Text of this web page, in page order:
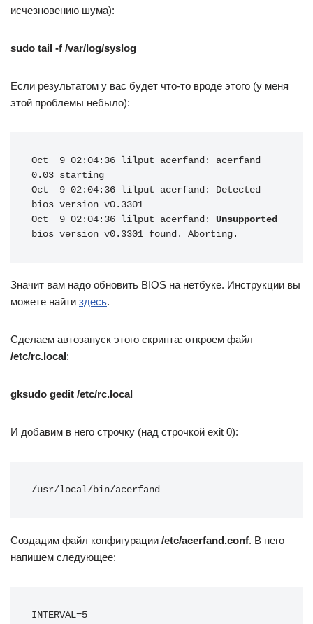
исчезновению шума):
sudo tail -f /var/log/syslog
Если результатом у вас будет что-то вроде этого (у меня
этой проблемы небыло):
Oct  9 02:04:36 lilput acerfand: acerfand
0.03 starting
Oct  9 02:04:36 lilput acerfand: Detected
bios version v0.3301
Oct  9 02:04:36 lilput acerfand: Unsupported
bios version v0.3301 found. Aborting.
Значит вам надо обновить BIOS на нетбуке. Инструкции вы
можете найти здесь.
Сделаем автозапуск этого скрипта: откроем файл
/etc/rc.local:
gksudo gedit /etc/rc.local
И добавим в него строчку (над строчкой exit 0):
/usr/local/bin/acerfand
Создадим файл конфигурации /etc/acerfand.conf. В него
напишем следующее:
INTERVAL=5